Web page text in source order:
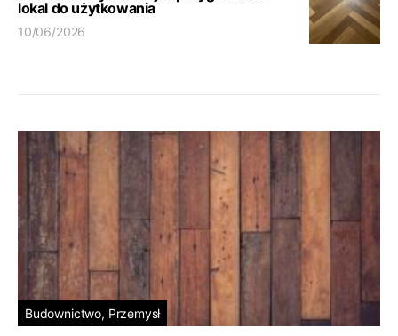
lokal do użytkowania
10/06/2026
Budownictwo, Przemysł